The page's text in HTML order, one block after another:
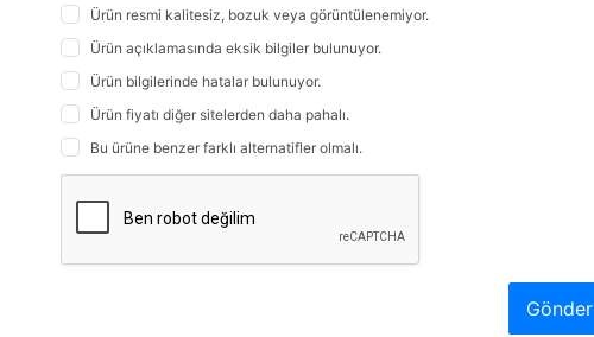
Ürün resmi kalitesiz, bozuk veya görüntülenemiyor.
Ürün açıklamasında eksik bilgiler bulunuyor.
Ürün bilgilerinde hatalar bulunuyor.
Ürün fiyatı diğer sitelerden daha pahalı.
Bu ürüne benzer farklı alternatifler olmalı.
Gönder